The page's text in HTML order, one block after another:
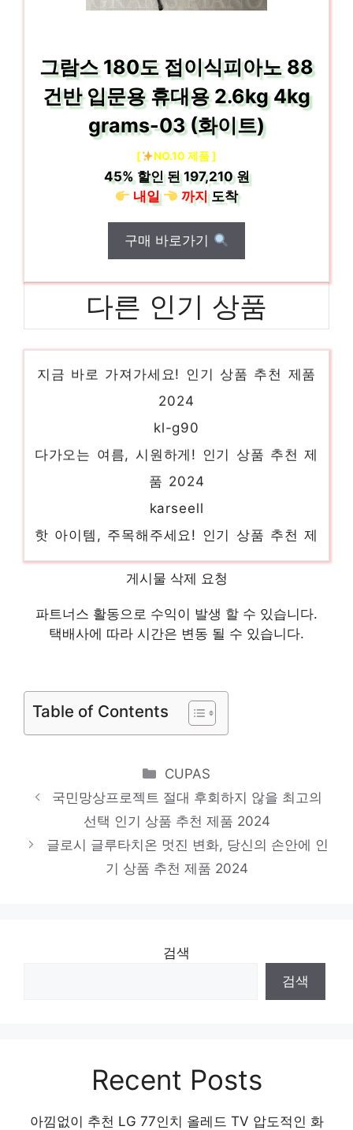
그람스 180도 접이식피아노 88
건반 입문용 휴대용 2.6kg 4kg
grams-03 (화이트)
[ NO.10 제품 ]
45%할인 된197,210 원
내일
까지도착
구매 바로가기
다른 인기 상품
in9333
추천 제품 2024
추천 제품 2024
finepix f480
제품 2024
darjinqd e67
소장가치 100%의 특별한 제품 인기 상품 추
천 제품 2024
게시물 삭제 요청
파트너스 활동으로 수익이 발생 할 수 있습니다.
택배사에 따라 시간은 변동 될 수 있습니다.
Table of Contents
Categories
CUPAS
국민망상프로젝트 절대 후회하지 않을 최고의
선택 인기 상품 추천 제품 2024
글로시 글루타치온 멋진 변화, 당신의 손안에 인
기 상품 추천 제품 2024
검색
검색
Recent Posts
아낌없이 추천 LG 77인치 올레드 TV 압도적인 화